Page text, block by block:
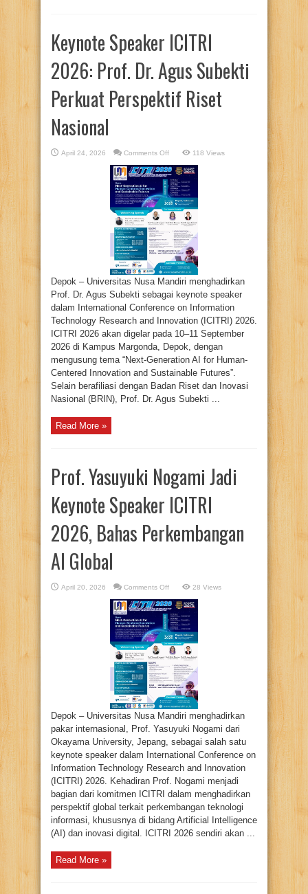
Keynote Speaker ICITRI
2026: Prof. Dr. Agus Subekti
Perkuat Perspektif Riset
Nasional
April 24, 2026 Comments Offon
Speaker
ICITRI
2026:
Prof.
Dr.
Agus
Subekti
Perkuat
Perspektif
Riset
Nasional
118 Views
Depok – Universitas Nusa Mandiri menghadirkan
Prof. Dr. Agus Subekti sebagai keynote speaker
dalam International Conference on Information
Technology Research and Innovation (ICITRI) 2026.
ICITRI 2026 akan digelar pada 10–11 September
2026 di Kampus Margonda, Depok, dengan
mengusung tema “Next-Generation AI for Human-
Centered Innovation and Sustainable Futures”.
Selain berafiliasi dengan Badan Riset dan Inovasi
Nasional (BRIN), Prof. Dr. Agus Subekti ...
Read More »
Prof. Yasuyuki Nogami Jadi
Keynote Speaker ICITRI
2026, Bahas Perkembangan
AI Global
April 20, 2026 Comments Offon
Yasuyuki
Nogami
Jadi
Keynote
Speaker
ICITRI
2026,
Bahas
Perkembangan
AI
Global
28 Views
Depok – Universitas Nusa Mandiri menghadirkan
pakar internasional, Prof. Yasuyuki Nogami dari
Okayama University, Jepang, sebagai salah satu
keynote speaker dalam International Conference on
Information Technology Research and Innovation
(ICITRI) 2026. Kehadiran Prof. Nogami menjadi
bagian dari komitmen ICITRI dalam menghadirkan
perspektif global terkait perkembangan teknologi
informasi, khususnya di bidang Artificial Intelligence
(AI) dan inovasi digital. ICITRI 2026 sendiri akan ...
Read More »